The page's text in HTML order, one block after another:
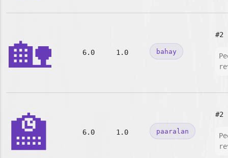
🏡 6.0 1.0 bahay
#2
🏫 6.0 1.0 paaralan
#2